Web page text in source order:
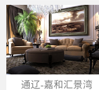
通辽-嘉和汇景湾